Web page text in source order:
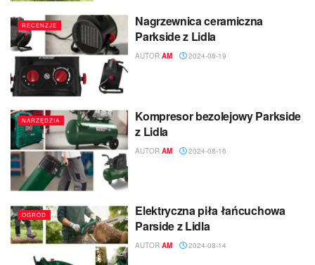
RECENZJE
Nagrzewnica ceramiczna
Parkside z Lidla
AUTOR AM 2024-08-19
NARZĘDZIA
Kompresor bezolejowy Parkside
z Lidla
AUTOR AM 2024-08-16
OGRÓD
Elektryczna piła łańcuchowa
Parside z Lidla
AUTOR AM 2024-08-14